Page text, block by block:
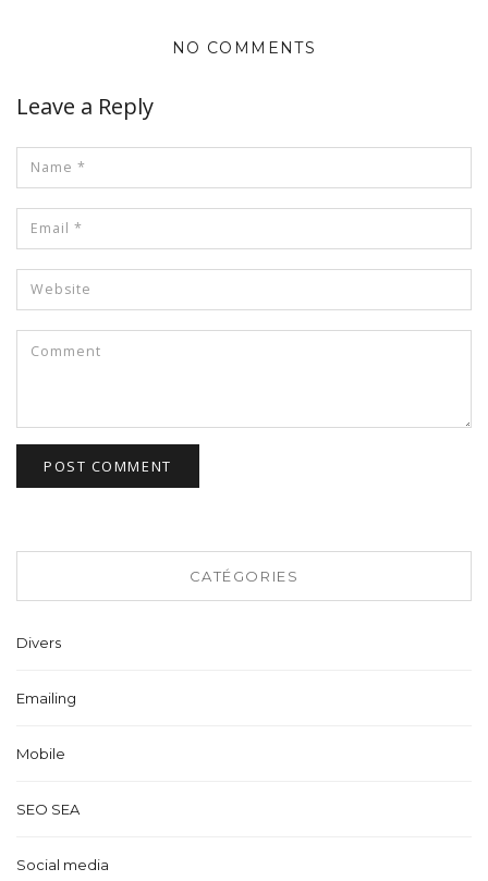
NO COMMENTS
Leave a Reply
CATÉGORIES
Divers
Emailing
Mobile
SEO SEA
Social media